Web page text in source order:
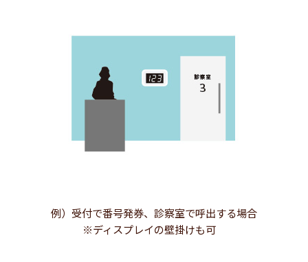
例）受付で番号発券、診察室で呼出する場合
※ディスプレイの壁掛けも可